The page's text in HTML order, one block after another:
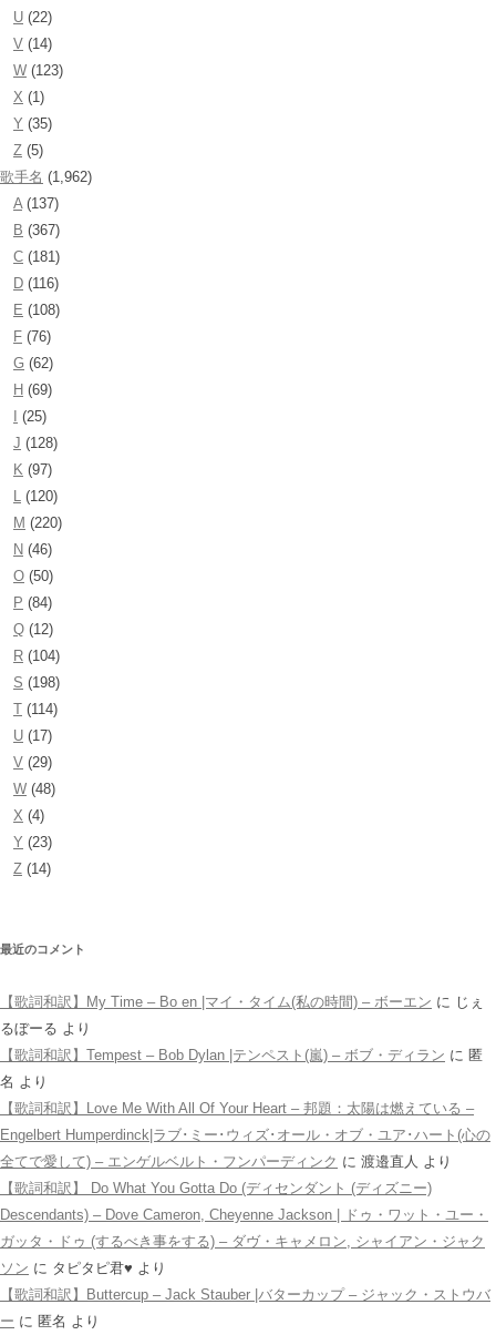
U (22)
V (14)
W (123)
X (1)
Y (35)
Z (5)
歌手名 (1,962)
A(137)
B (367)
C (181)
D (116)
E (108)
F (76)
G (62)
H (69)
(25)
J (128)
K (97)
L (120)
M (220)
N (46)
O (50)
P (84)
Q (12)
R (104)
S (198)
T (114)
U (17)
V (29)
W (48)
X (4)
Y (23)
Z (14)
最近のコメント
【歌詞和訳】My Time – Bo en |マイ・タイム(私の時間) – ボーエン に じぇ
るぼーる より
【歌詞和訳】Tempest – Bob Dylan |テンペスト(嵐) – ボブ・ディラン に 匿
名 より
【歌詞和訳】Love Me With All Of Your Heart – 邦題：太陽は燃えている –
Engelbert Humperdinck|ラブ･ミー･ウィズ･オール・オブ・ユア･ハート(心の
全てで愛して) – エンゲルベルト・フンパーディンク に 渡邉直人 より
【歌詞和訳】 Do What You Gotta Do (ディセンダント (ディズニー)
Descendants) – Dove Cameron, Cheyenne Jackson | ドゥ・ワット・ユー・
ガッタ・ドゥ (するべき事をする) – ダヴ・キャメロン, シャイアン・ジャク
ソン に タピタピ君♥️ より
【歌詞和訳】Buttercup – Jack Stauber |バターカップ – ジャック・ストウバ
ー に 匿名 より